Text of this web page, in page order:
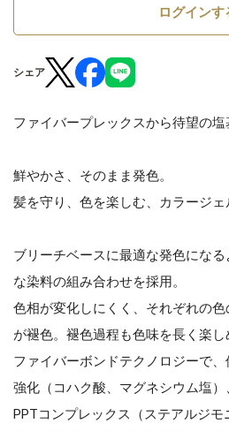
ログインす
シェア
ファイバープレックスから待望の塩
鮮やかさ、そのまま発色。
髪を守り、色を楽しむ、カラージェ
ブリーチベースに最適な発色にな
な染料の組み合わせを採用。
色相が変化しにくく、それぞれの
が褪色。褪色過程も色味を長く楽し
ファイバーボンドテクノロジーで、
強化（コハク酸、マグネシウム塩）
PPTコンプレックス（ステアルジ